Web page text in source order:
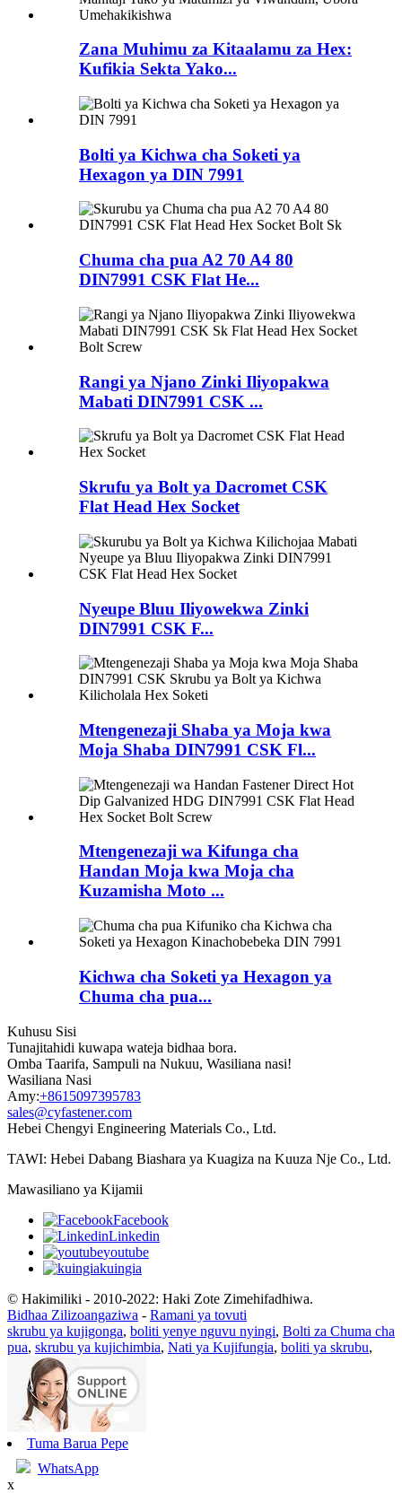
Zana Muhimu za Kitaalamu za Hex:
Kufikia Sekta Yako...
Bolti ya Kichwa cha Soketi ya
Hexagon ya DIN 7991
Chuma cha pua A2 70 A4 80
DIN7991 CSK Flat He...
Rangi ya Njano Zinki Iliyopakwa
Mabati DIN7991 CSK ...
Skrufu ya Bolt ya Dacromet CSK
Flat Head Hex Socket
Nyeupe Bluu Iliyowekwa Zinki
DIN7991 CSK F...
Mtengenezaji Shaba ya Moja kwa
Moja Shaba DIN7991 CSK Fl...
Mtengenezaji wa Kifunga cha
Handan Moja kwa Moja cha
Kuzamisha Moto ...
Kichwa cha Soketi ya Hexagon ya
Chuma cha pua...
Kuhusu Sisi
Tunajitahidi kuwapa wateja bidhaa bora.
Omba Taarifa, Sampuli na Nukuu, Wasiliana nasi!
Wasiliana Nasi
Amy:+8615097395783
sales@cyfastener.com
Hebei Chengyi Engineering Materials Co., Ltd.
TAWI: Hebei Dabang Biashara ya Kuagiza na Kuuza Nje Co., Ltd.
Mawasiliano ya Kijamii
Facebook
Linkedin
youtube
kuingia
© Hakimiliki - 2010-2022: Haki Zote Zimehifadhiwa.
Bidhaa Zilizoangaziwa - Ramani ya tovuti
skrubu ya kujigonga, boliti yenye nguvu nyingi, Bolti za Chuma cha
pua, skrubu ya kujichimbia, Nati ya Kujifungia, boliti ya skrubu,
Tuma Barua Pepe
WhatsApp
x